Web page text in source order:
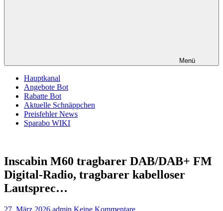
Menü
Hauptkanal
Angebote Bot
Rabatte Bot
Aktuelle Schnäppchen
Preisfehler News
Sparabo WIKI
Inscabin M60 tragbarer DAB/DAB+ FM
Digital-Radio, tragbarer kabelloser
Lautsprec…
27. März 2026 admin Keine Kommentare